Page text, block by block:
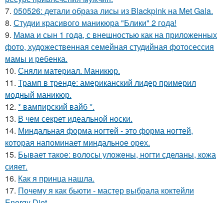
7. 050526: детали образа лисы из Blackpink на Met Gala.
8. Студии красивого маникюра "Блики" 2 года!
9. Мама и сын 1 года, с внешностью как на приложенных
фото, художественная семейная студийная фотосессия
мамы и ребенка.
10. Сняли материал. Маникюр.
11. Трамп в тренде: американский лидер примерил
модный маникюр.
12. * вампирский вайб *.
13. В чем секрет идеальной носки.
14. Миндальная форма ногтей - это форма ногтей,
которая напоминает миндальное орех.
15. Бывает такое: волосы уложены, ногти сделаны, кожа
сияет.
16. Как я принца нашла.
17. Почему я как бьюти - мастер выбрала коктейли